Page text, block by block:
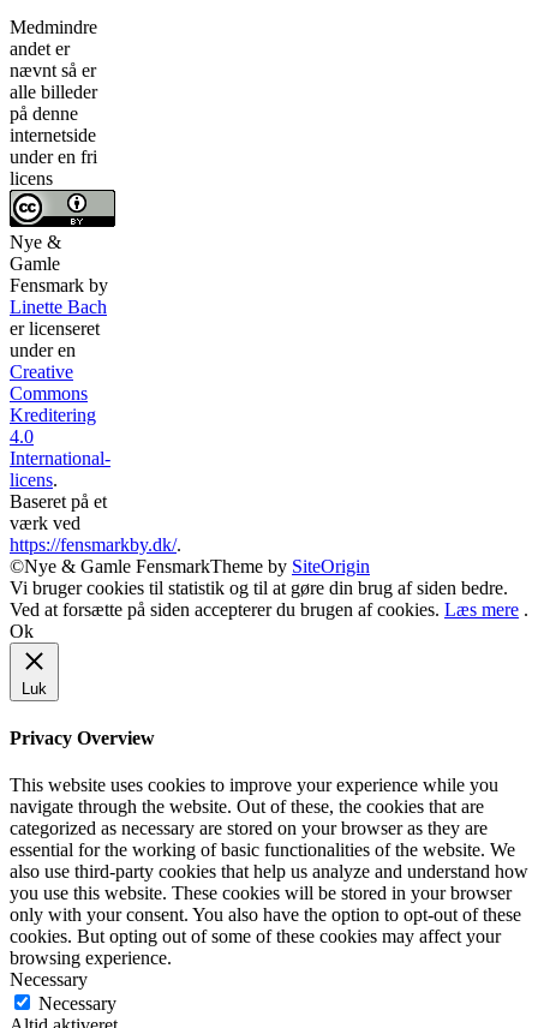
Medmindre
andet er
nævnt så er
alle billeder
på denne
internetside
under en fri
licens
Nye &
Gamle
Fensmark by
Linette Bach
er licenseret
under en
Creative
Commons
Kreditering
4.0
International-
licens.
Baseret på et
værk ved
https://fensmarkby.dk/.
©Nye & Gamle FensmarkTheme by SiteOrigin
Vi bruger cookies til statistik og til at gøre din brug af siden bedre.
Ved at forsætte på siden accepterer du brugen af cookies. Læs mere .
Ok
Luk
Privacy Overview
This website uses cookies to improve your experience while you
navigate through the website. Out of these, the cookies that are
categorized as necessary are stored on your browser as they are
essential for the working of basic functionalities of the website. We
also use third-party cookies that help us analyze and understand how
you use this website. These cookies will be stored in your browser
only with your consent. You also have the option to opt-out of these
cookies. But opting out of some of these cookies may affect your
browsing experience.
Necessary
Necessary